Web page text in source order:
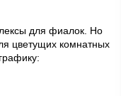
для фиалок. Но
цветущих комнатных